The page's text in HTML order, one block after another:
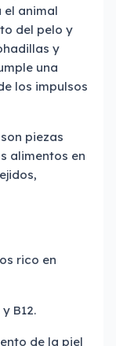
el animal
del pelo y
y
una
los impulsos
piezas
alimentos en
rico en
B12.
de la piel